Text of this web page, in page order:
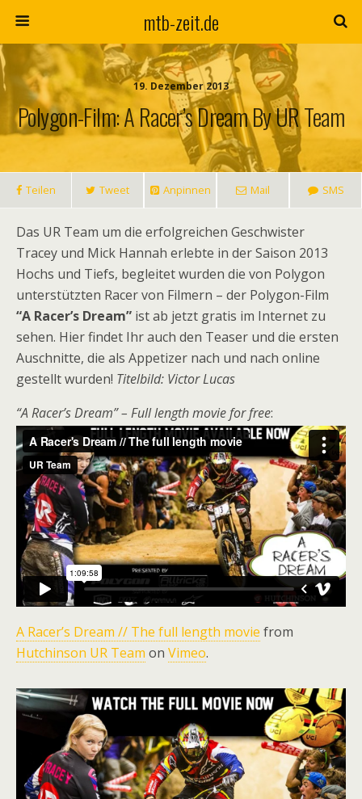
mtb-zeit.de
19. Dezember 2013
Polygon-Film: A Racer’s Dream By UR Team
Teilen Tweet Anpinnen Mail SMS
Das UR Team um die erfolgreichen Geschwister
Tracey und Mick Hannah erlebte in der Saison 2013
Hochs und Tiefs, begleitet wurden die von Polygon
unterstützten Racer von Filmern – der Polygon-Film
“A Racer’s Dream” ist ab jetzt gratis im Internet zu
sehen. Hier findet Ihr auch den Teaser und die ersten
Auschnitte, die als Appetizer nach und nach online
gestellt wurden! Titelbild: Victor Lucas
“A Racer’s Dream” – Full length movie for free:
A Racer’s Dream // The full length movie from
Hutchinson UR Team on Vimeo.